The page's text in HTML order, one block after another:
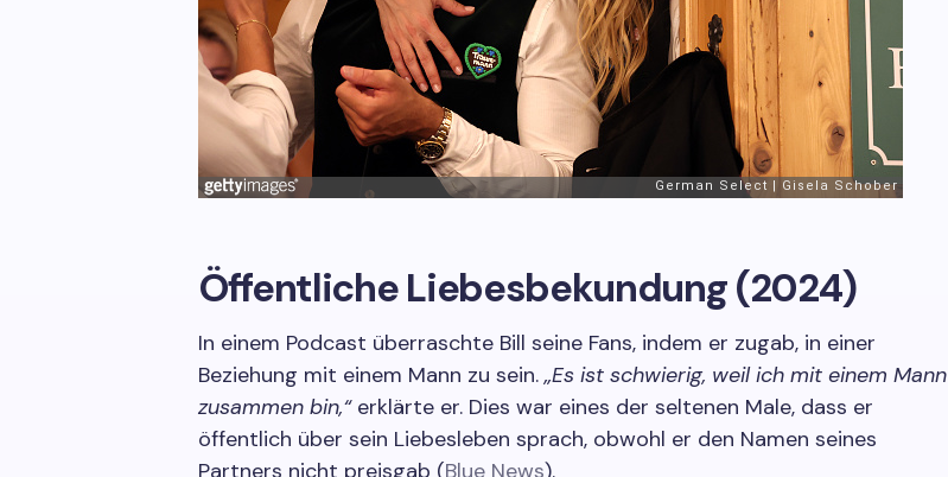
Öffentliche Liebesbekundung (2024)
In einem Podcast überraschte Bill seine Fans, indem er zugab, in einer
Beziehung mit einem Mann zu sein. „Es ist schwierig, weil ich mit einem Mann
zusammen bin,“erklärte er. Dies war eines der seltenen Male, dass er
öffentlich über sein Liebesleben sprach, obwohl er den Namen seines
Partners nicht preisgab (Blue News).